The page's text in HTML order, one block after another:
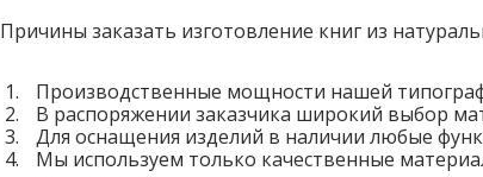
Причины заказать изготовление книг из
Производственные мощности нашей
В распоряжении заказчика широкий выбор
Для оснащения изделий в наличии любые
Мы используем только качественные